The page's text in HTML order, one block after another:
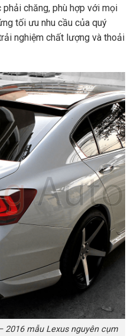
chăng, phù hợp với mọi
tối ưu nhu cầu của quý
nghiệm chất lượng và thoải
2016 mẫu Lexus nguyên cụm